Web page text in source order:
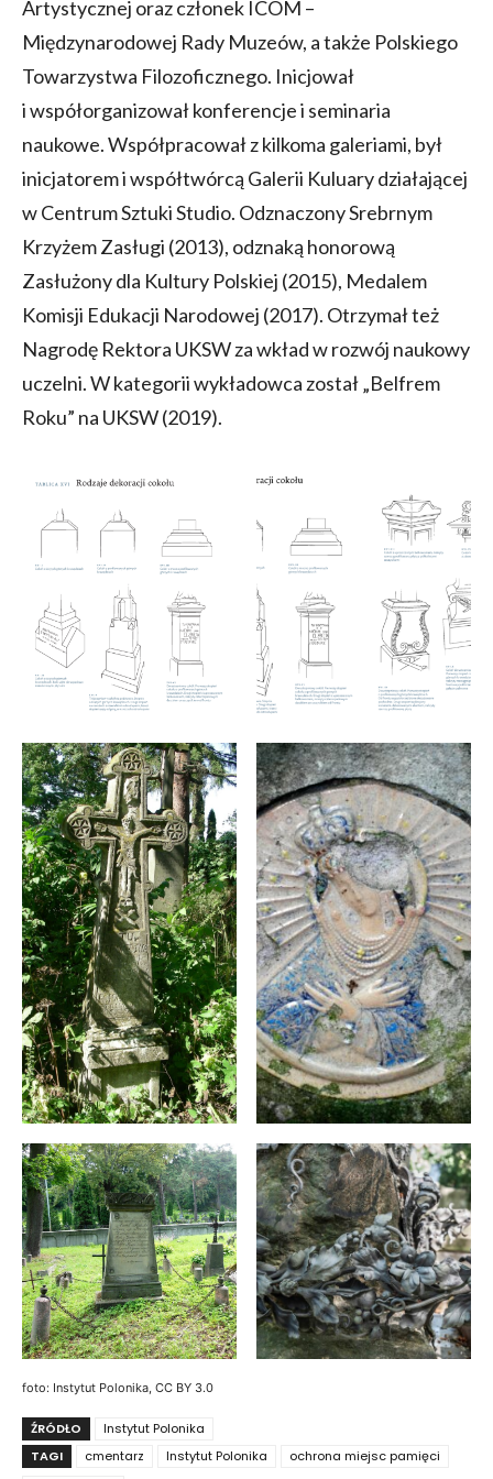
Artystycznej oraz członek ICOM –
Międzynarodowej Rady Muzeów, a także Polskiego
Towarzystwa Filozoficznego. Inicjował
i współorganizował konferencje i seminaria
naukowe. Współpracował z kilkoma galeriami, był
inicjatorem i współtwórcą Galerii Kuluary działającej
w Centrum Sztuki Studio. Odznaczony Srebrnym
Krzyżem Zasługi (2013), odznaką honorową
Zasłużony dla Kultury Polskiej (2015), Medalem
Komisji Edukacji Narodowej (2017). Otrzymał też
Nagrodę Rektora UKSW za wkład w rozwój naukowy
uczelni. W kategorii wykładowca został „Belfrem
Roku” na UKSW (2019).
foto: Instytut Polonika, CC BY 3.0
ŹRÓDŁO
Instytut Polonika
TAGI
cmentarz Instytut Polonika
ochrona miejsc pamięci